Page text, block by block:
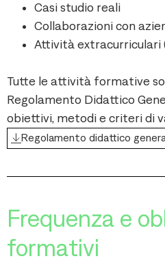
Casi studio reali
Collaborazioni con
Attività extracurriculari
Tutte le attività formative
Regolamento Didattico
obiettivi, metodi e criteri di
Regolamento didattico
Frequenza e
formativi